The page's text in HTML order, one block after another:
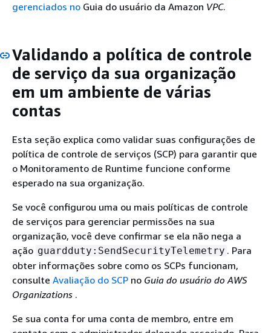
gerenciados no Guia do usuário da Amazon VPC.
Validando a política de controle
de serviço da sua organização
em um ambiente de várias
contas
Esta seção explica como validar suas configurações de
política de controle de serviços (SCP) para garantir que
o Monitoramento de Runtime funcione conforme
esperado na sua organização.
Se você configurou uma ou mais políticas de controle
de serviços para gerenciar permissões na sua
organização, você deve confirmar se ela não nega a
ação guardduty:SendSecurityTelemetry . Para
obter informações sobre como os SCPs funcionam,
consulte Avaliação do SCP no Guia do usuário do AWS
Organizations .
Se sua conta for uma conta de membro, entre em